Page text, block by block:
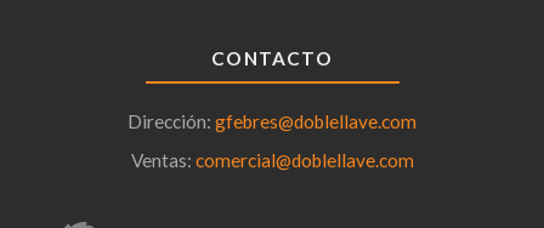
CONTACTO
Dirección: gfebres@doblellave.com
Ventas: comercial@doblellave.com